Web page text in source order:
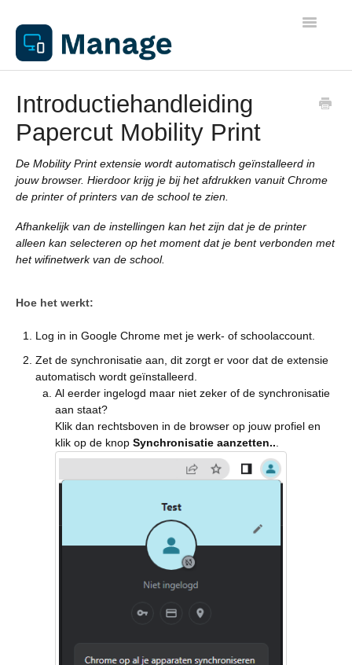
Toggle
Algemene informatie
Werkplekken
Netwerken
Beheer
Apparaathandleidingen
Introductiehandleiding
Papercut Mobility Print
De Mobility Print extensie wordt automatisch geïnstalleerd in
jouw browser. Hierdoor krijg je bij het afdrukken vanuit Chrome
de printer of printers van de school te zien.
Afhankelijk van de instellingen kan het zijn dat je de printer
alleen kan selecteren op het moment dat je bent verbonden met
het wifinetwerk van de school.
Hoe het werkt:
Log in in Google Chrome met je werk- of schoolaccount.
Zet de synchronisatie aan, dit zorgt er voor dat de extensie
automatisch wordt geïnstalleerd.
Al eerder ingelogd maar niet zeker of de synchronisatie
aan staat?
Klik dan rechtsboven in de browser op jouw profiel en
klik op de knop Synchronisatie aanzetten..